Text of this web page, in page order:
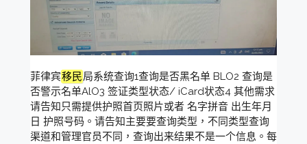
菲律宾移民局系统查询1查询是否黑名单 BLO2 查询是
否警示名单AlO3 签证类型状态/ iCard状态4 其他需求
请告知只需提供护照首页照片或者 名字拼音 出生年月
日 护照号码。请告知主要要查询类型，不同类型查询
渠道和管理官员不同，查询出来结果不是一个信息。每